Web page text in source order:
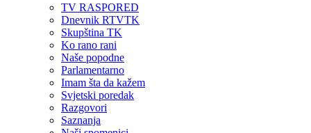
TV RASPORED
Dnevnik RTVTK
Skupština TK
Ko rano rani
Naše popodne
Parlamentarno
Imam šta da kažem
Svjetski poredak
Razgovori
Saznanja